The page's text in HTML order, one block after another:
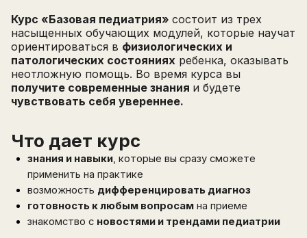
Курс «Базовая педиатрия» состоит из трех
насыщенных обучающих модулей, которые научат
ориентироваться в физиологических и
патологических состояниях ребенка, оказывать
неотложную помощь. Во время курса вы
получите современные знания и будете
чувствовать себя увереннее.
Что дает курс
знания и навыки, которые вы сразу сможете
применить на практике
возможность дифференцировать диагноз
готовность к любым вопросам на приеме
знакомство с новостями и трендами педиатрии